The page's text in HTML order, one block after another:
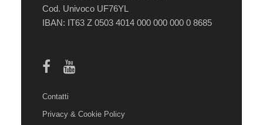
Cod. Univoco UF76YL
IBAN: IT63 Z 0503 4014 000 000 000 0 8685
Contatti
Privacy & Cookie Policy